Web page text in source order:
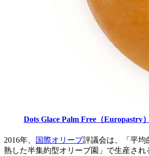
Dots Glace Palm Free（Europastry）
2016年、 国際オリーブ評議会は、「平均
熟した半集約型オリーブ園」で生産され